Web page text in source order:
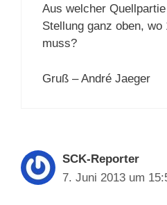
Aus welcher
Stellung ganz oben, wo
muss?
Gruß – André Jaeger
SCK-Reporter
7. Juni 2013 um